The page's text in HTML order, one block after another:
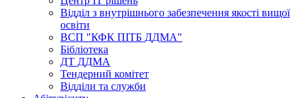
Відділ з внутрішнього забезпечення якості вищої
освіти
ВСП "КФК ПІТБ ДДМА"
Бібліотека
ДТ ДДМА
Тендерний комітет
Відділи та служби